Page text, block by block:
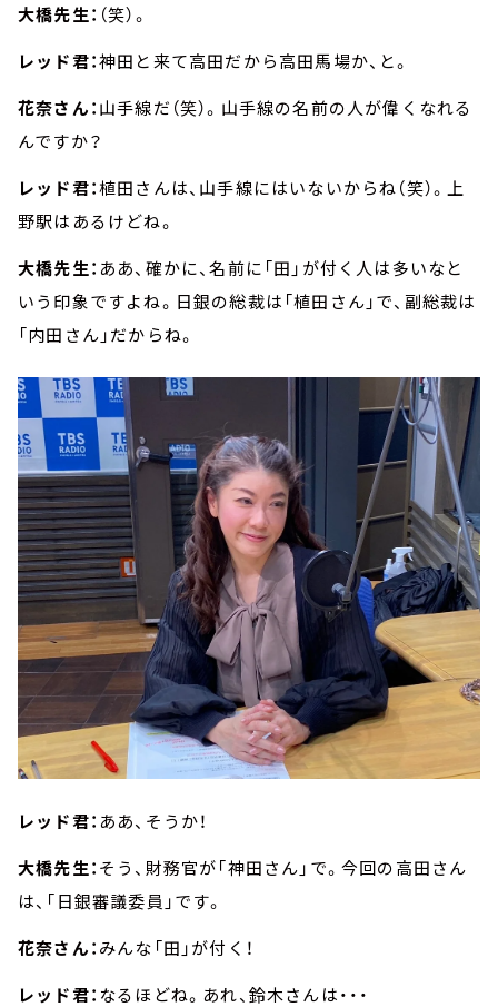
大橋先生： （笑）。
レッド君：神田と来て高田だから高田馬場か、と。
花奈さん：山手線だ（笑）。山手線の名前の人が偉くなれる
んですか？
レッド君：植田さんは、山手線にはいないからね（笑）。上
野駅はあるけどね。
大橋先生： ああ、確かに、名前に「田」が付く人は多いなと
いう印象ですよね。日銀の総裁は「植田さん」で、副総裁は
「内田さん」だからね。
レッド君： ああ、そうか！
大橋先生：そう、財務官が「神田さん」で。今回の高田さん
は、「日銀審議委員」です。
花奈さん：みんな「田」が付く！
レッド君： なるほどね。あれ、鈴木さんは・・・